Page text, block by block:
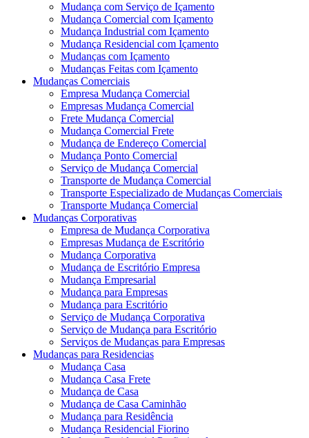
Mudança com Serviço de Içamento
Mudança Comercial com Içamento
Mudança Industrial com Içamento
Mudança Residencial com Içamento
Mudanças com Içamento
Mudanças Feitas com Içamento
Mudanças Comerciais
Empresa Mudança Comercial
Empresas Mudança Comercial
Frete Mudança Comercial
Mudança Comercial Frete
Mudança de Endereço Comercial
Mudança Ponto Comercial
Serviço de Mudança Comercial
Transporte de Mudança Comercial
Transporte Especializado de Mudanças Comerciais
Transporte Mudança Comercial
Mudanças Corporativas
Empresa de Mudança Corporativa
Empresas Mudança de Escritório
Mudança Corporativa
Mudança de Escritório Empresa
Mudança Empresarial
Mudança para Empresas
Mudança para Escritório
Serviço de Mudança Corporativa
Serviço de Mudança para Escritório
Serviços de Mudanças para Empresas
Mudanças para Residencias
Mudança Casa
Mudança Casa Frete
Mudança de Casa
Mudança de Casa Caminhão
Mudança para Residência
Mudança Residencial Fiorino